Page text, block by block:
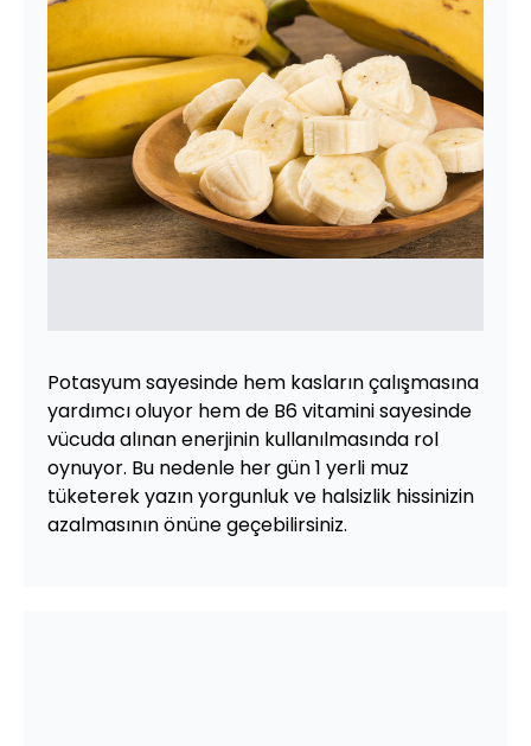
Potasyum sayesinde hem kasların çalışmasına
yardımcı oluyor hem de B6 vitamini sayesinde
vücuda alınan enerjinin kullanılmasında rol
oynuyor. Bu nedenle her gün 1 yerli muz
tüketerek yazın yorgunluk ve halsizlik hissinizin
azalmasının önüne geçebilirsiniz.